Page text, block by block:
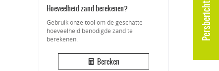
Persbericht
Hoeveelheid zand berekenen?
Gebruik onze tool om de geschatte
hoeveelheid benodigde zand te
berekenen.
Bereken